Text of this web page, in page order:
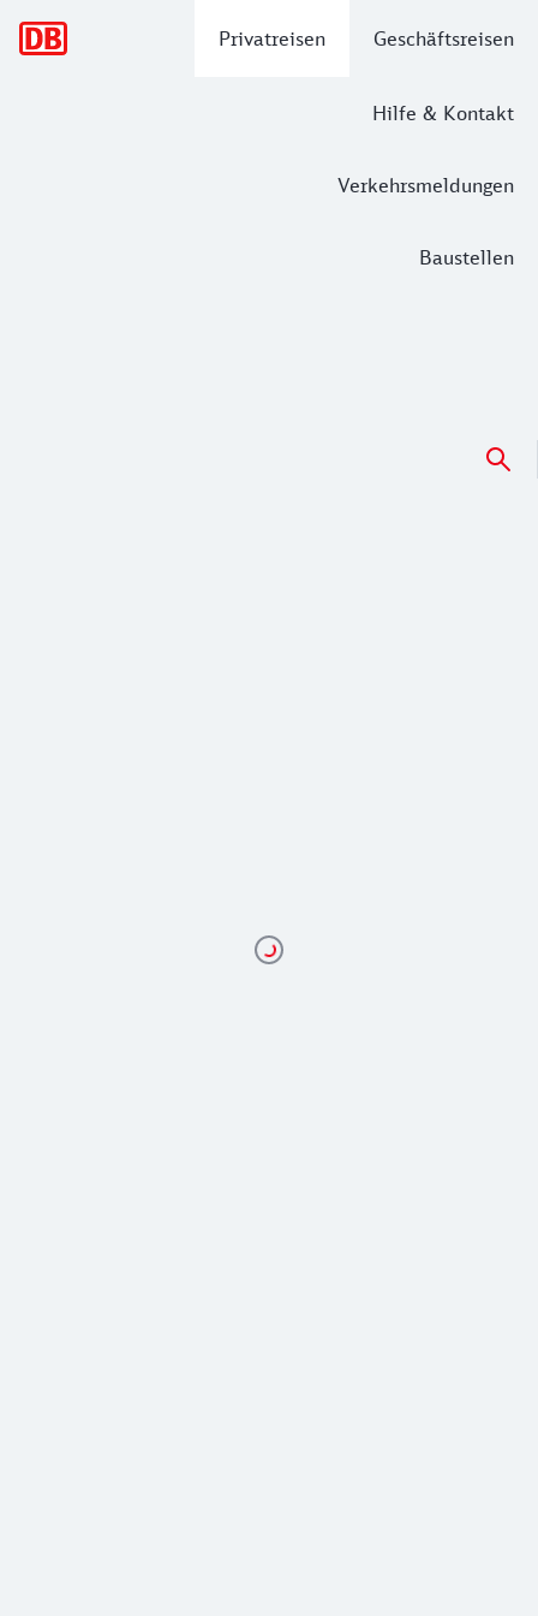
Privatreisen Geschäftsreisen
Hilfe & Kontakt
Verkehrsmeldungen
Baustellen